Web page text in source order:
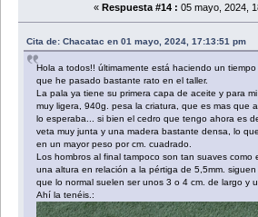
« Respuesta #14 : 05 mayo, 2024,
Cita de: Chacatac en 01 mayo, 2024, 17:13:51 pm
Hola a todos!! últimamente está haciendo un
que he pasado bastante rato en el taller.
La pala ya tiene su primera capa de aceite y para
muy ligera, 940g. pesa la criatura, que es mas que
lo esperaba... si bien el cedro que tengo ahora es
veta muy junta y una madera bastante densa, lo
en un mayor peso por cm. cuadrado.
Los hombros al final tampoco son tan suaves como
una altura en relación a la pértiga de 5,5mm.
que lo normal suelen ser unos 3 o 4 cm. de largo y
Ahí la tenéis.: